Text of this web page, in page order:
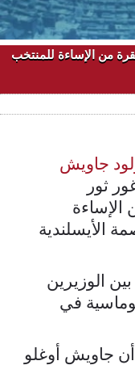
من الإساءة للمنتخب
جاويش
ثور
الإساءة
الأيسلندية
الوزيرين
في
جاويش أوغلو